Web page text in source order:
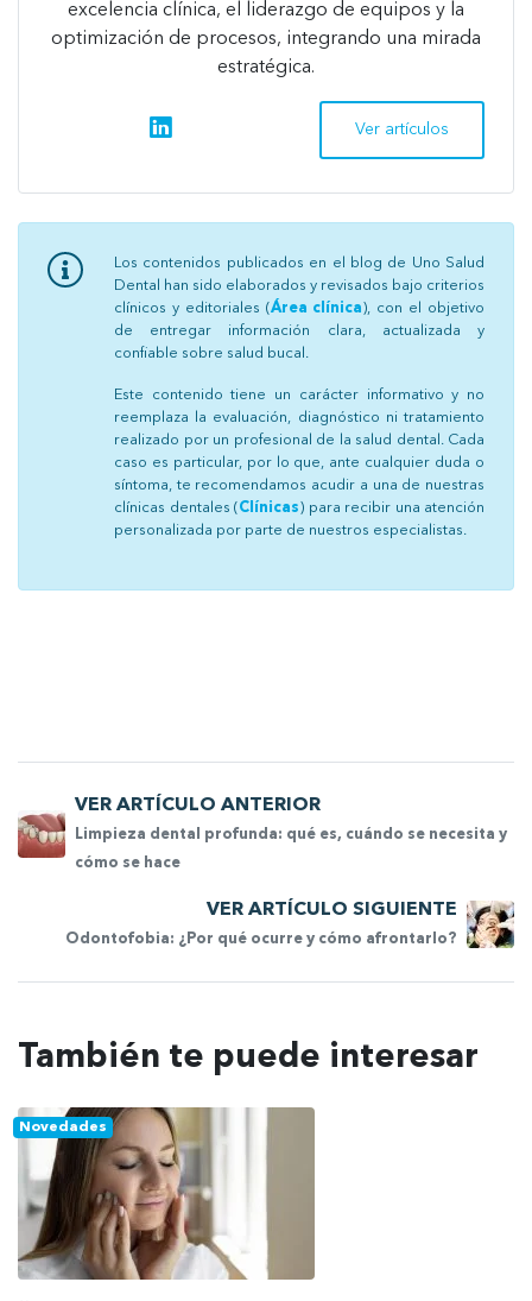
excelencia clínica, el liderazgo de equipos y la
optimización de procesos, integrando una mirada
estratégica.
Ver artículos
Los contenidos publicados en el blog de Uno Salud
Dental han sido elaborados y revisados bajo criterios
clínicos y editoriales (Área clínica ), con el objetivo
de entregar información clara, actualizada y
confiable sobre salud bucal.
Este contenido tiene un carácter informativo y no
reemplaza la evaluación, diagnóstico ni tratamiento
realizado por un profesional de la salud dental. Cada
caso es particular, por lo que, ante cualquier duda o
síntoma, te recomendamos acudir a una de nuestras
clínicas dentales ( Clínicas ) para recibir una atención
personalizada por parte de nuestros especialistas.
VER ARTÍCULO ANTERIOR
Limpieza dental profunda: qué es, cuándo se necesita y
cómo se hace
VER ARTÍCULO SIGUIENTE
Odontofobia: ¿Por qué ocurre y cómo afrontarlo?
También te puede interesar
Novedades